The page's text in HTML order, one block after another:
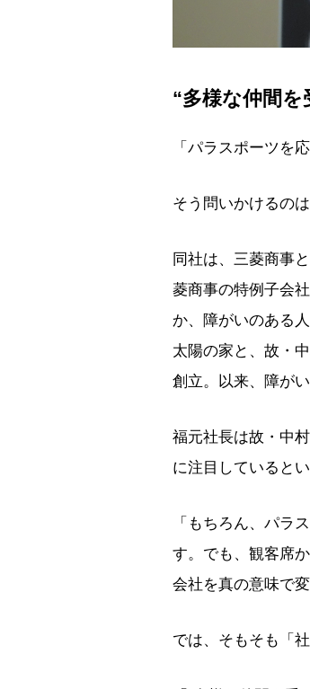
“多様な仲間
「パラスポーツを
そう問いかけるの
同社は、三菱商事
菱商事の特例子会
か、障がいのある
太陽の家と、故・
創立。以来、障が
福元社長は故・中
に注目していると
「もちろん、パラ
す。でも、観客席
会社を真の意味で
では、そもそも「